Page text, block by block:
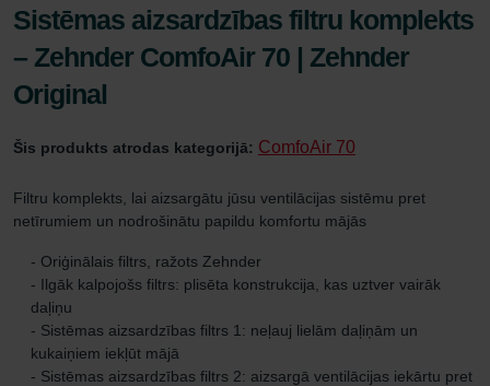
Sistēmas aizsardzības filtru komplekts
– Zehnder ComfoAir 70 | Zehnder
Original
Šis produkts atrodas kategorijā: ComfoAir 70
Filtru komplekts, lai aizsargātu jūsu ventilācijas sistēmu pret
netīrumiem un nodrošinātu papildu komfortu mājās
- Oriģinālais filtrs, ražots Zehnder
- Ilgāk kalpojošs filtrs: plisēta konstrukcija, kas uztver vairāk
daļiņu
- Sistēmas aizsardzības filtrs 1: neļauj lielām daļiņām un
kukaiņiem iekļūt mājā
- Sistēmas aizsardzības filtrs 2: aizsargā ventilācijas iekārtu pret